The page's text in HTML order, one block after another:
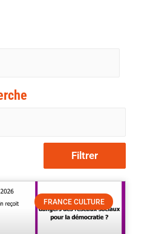
Filtrer
FRANCE CULTURE